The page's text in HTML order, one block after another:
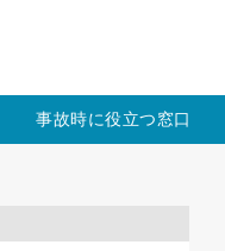
事故時に役立つ窓口